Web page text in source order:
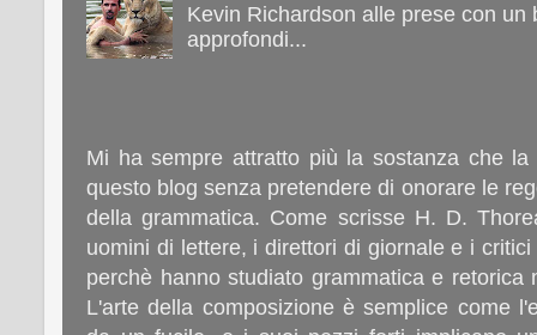
Kevin Richardson alle prese con
approfondi...
Mi ha sempre attratto più la sostanza che
questo blog senza pretendere di onorare le
della grammatica. Come scrisse H. D.
uomini di lettere, i direttori di giornale e i
perchè hanno studiato grammatica e retorica
L'arte della composizione è semplice come